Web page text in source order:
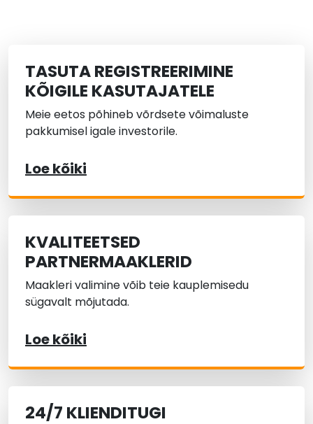
TASUTA REGISTREERIMINE
KÕIGILE KASUTAJATELE
Meie eetos põhineb võrdsete võimaluste
pakkumisel igale investorile.
Loe kõiki
KVALITEETSED
PARTNERMAAKLERID
Maakleri valimine võib teie kauplemisedu
sügavalt mõjutada.
Loe kõiki
24/7 KLIENDITUGI